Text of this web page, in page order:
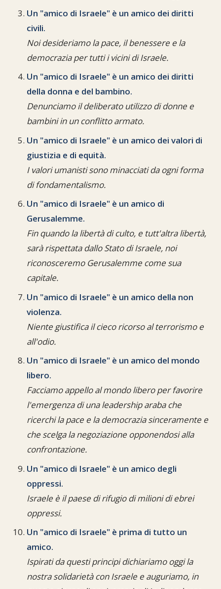
Un "amico di Israele" è un amico dei diritti
civili.
Noi desideriamo la pace, il benessere e la
democrazia per tutti i vicini di Israele.
Un "amico di Israele" è un amico dei diritti
della donna e del bambino.
Denunciamo il deliberato utilizzo di donne e
bambini in un conflitto armato.
Un "amico di Israele" è un amico dei valori di
giustizia e di equità.
I valori umanisti sono minacciati da ogni forma
di fondamentalismo.
Un "amico di Israele" è un amico di
Gerusalemme.
Fin quando la libertà di culto, e tutt'altra libertà,
sarà rispettata dallo Stato di Israele, noi
riconosceremo Gerusalemme come sua
capitale.
Un "amico di Israele" è un amico della non
violenza.
Niente giustifica il cieco ricorso al terrorismo e
all'odio.
Un "amico di Israele" è un amico del mondo
libero.
Facciamo appello al mondo libero per favorire
l'emergenza di una leadership araba che
ricerchi la pace e la democrazia sinceramente e
che scelga la negoziazione opponendosi alla
confrontazione.
Un "amico di Israele" è un amico degli
oppressi.
Israele è il paese di rifugio di milioni di ebrei
oppressi.
Un "amico di Israele" è prima di tutto un
amico.
Ispirati da questi principi dichiariamo oggi la
nostra solidarietà con Israele e auguriamo, in